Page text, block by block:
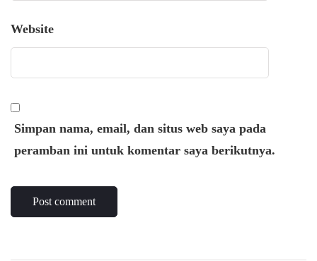
Website
Simpan nama, email, dan situs web saya pada
peramban ini untuk komentar saya berikutnya.